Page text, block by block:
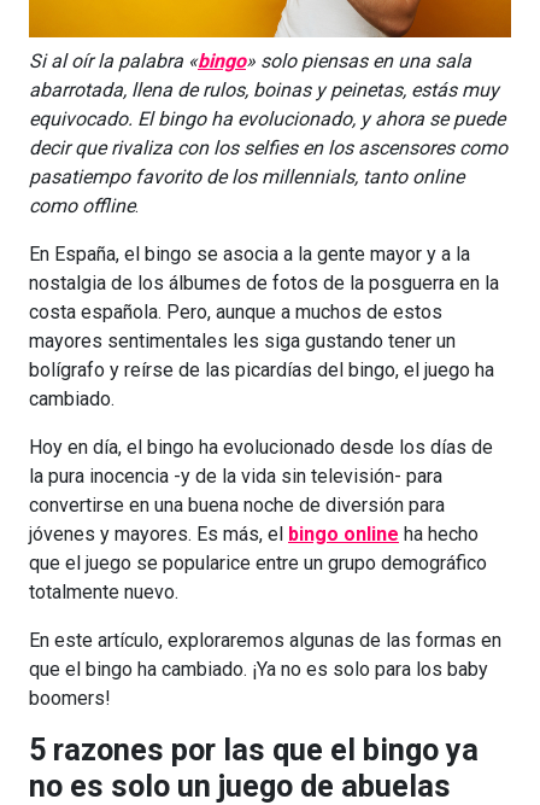
Si al oír la palabra «bingo» solo piensas en una sala
abarrotada, llena de rulos, boinas y peinetas, estás muy
equivocado. El bingo ha evolucionado, y ahora se puede
decir que rivaliza con los selfies en los ascensores como
pasatiempo favorito de los millennials, tanto online
como offline.
En España, el bingo se asocia a la gente mayor y a la
nostalgia de los álbumes de fotos de la posguerra en la
costa española. Pero, aunque a muchos de estos
mayores sentimentales les siga gustando tener un
bolígrafo y reírse de las picardías del bingo, el juego ha
cambiado.
Hoy en día, el bingo ha evolucionado desde los días de
la pura inocencia -y de la vida sin televisión- para
convertirse en una buena noche de diversión para
jóvenes y mayores. Es más, el bingo online ha hecho
que el juego se popularice entre un grupo demográfico
totalmente nuevo.
En este artículo, exploraremos algunas de las formas en
que el bingo ha cambiado. ¡Ya no es solo para los baby
boomers!
5 razones por las que el bingo ya
no es solo un juego de abuelas